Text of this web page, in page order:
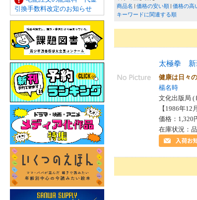
引換手数料改定のお知らせ
商品名
価格の安い順 価格の高
キーワードに関連する順
太極拳 新
健康は日々
楊名時
文化出版局 (
【1986年
価格：1,320
在庫状況：